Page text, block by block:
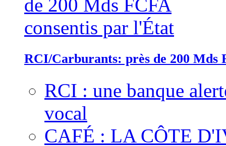
RCI/Carburants: près de 200 Mds
RCI : une banque
vocal
CAFÉ : LA CÔTE